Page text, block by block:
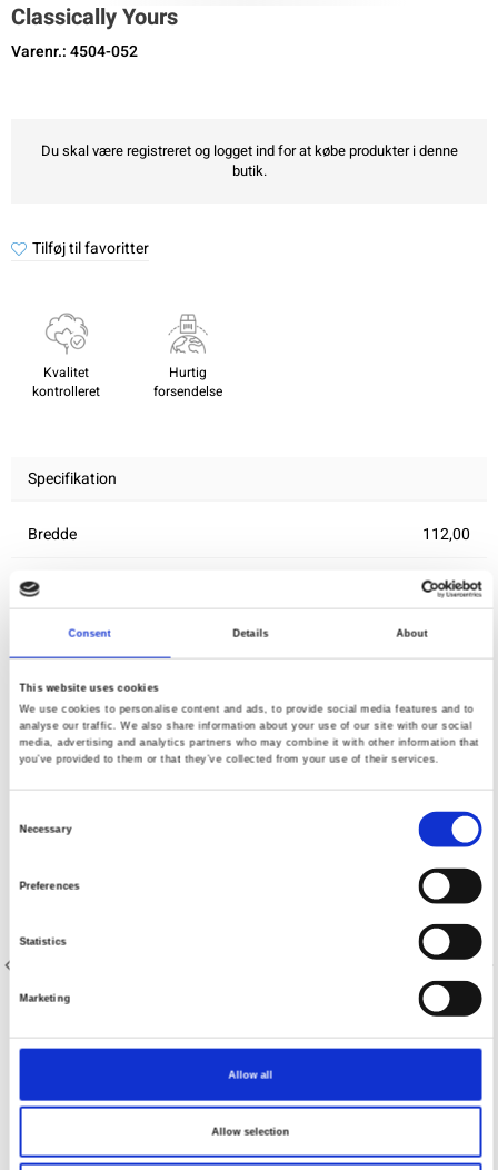
Consent Details About
This website uses cookies
We use cookies to personalise content and ads, to provide social media features and to
analyse our traffic. We also share information about your use of our site with our social
media, advertising and analytics partners who may combine it with other information that
you’ve provided to them or that they’ve collected from your use of their services.
Necessary
Preferences
Statistics
Marketing
Allow all
Allow selection
Classically Yours
Varenr.: 4504-052
Du skal være registreret og logget ind for at købe produkter i denne
butik.
Tilføj til favoritter
Kvalitet
kontrolleret
Hurtig
forsendelse
Specifikation
Bredde
112,00
Materiale
100% bomuld
Vægt pr. kvadratmeter (m2)
0,145 Kg.
Du vil måske også synes om
Melange 4509 Melange 4509